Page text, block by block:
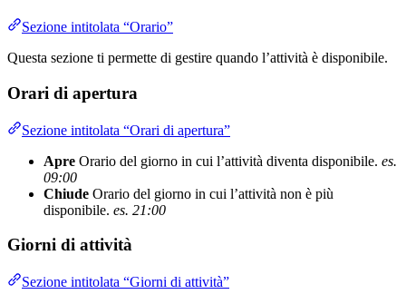
Sezione intitolata “Orario”
Questa sezione ti permette di gestire quando l’attività è disponibile.
Orari di apertura
Sezione intitolata “Orari di apertura”
Apre Orario del giorno in cui l’attività diventa disponibile. es.
09:00
Chiude Orario del giorno in cui l’attività non è più
disponibile. es. 21:00
Giorni di attività
Sezione intitolata “Giorni di attività”